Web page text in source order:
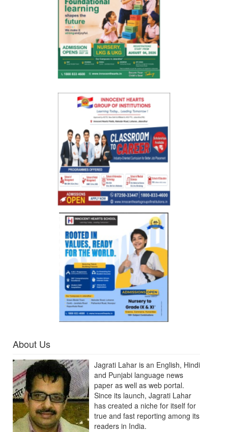
About Us
Jagrati Lahar is an English, Hindi
and Punjabi language news
paper as well as web portal.
Since its launch, Jagrati Lahar
has created a niche for itself for
true and fast reporting among its
readers in India.